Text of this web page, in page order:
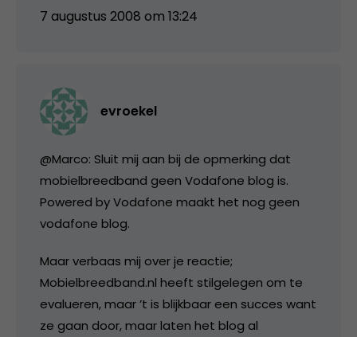
7 augustus 2008 om 13:24
evroekel
@Marco: Sluit mij aan bij de opmerking dat
mobielbreedband geen Vodafone blog is.
Powered by Vodafone maakt het nog geen
vodafone blog.
Maar verbaas mij over je reactie;
Mobielbreedband.nl heeft stilgelegen om te
evalueren, maar ’t is blijkbaar een succes want
ze gaan door, maar laten het blog al